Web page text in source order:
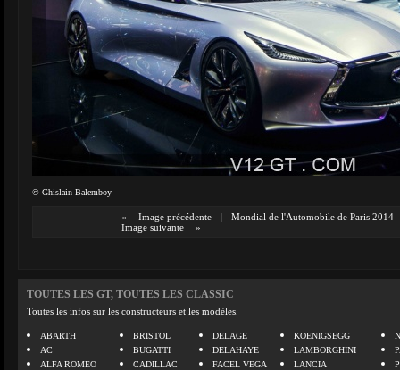
© Ghislain Balemboy
« Image précédente |
Mondial de l'Automobile de Paris 2014
Image suivante
»
TOUTES LES GT, TOUTES LES CLASSIC
Toutes les infos sur les constructeurs et les modèles.
ABARTH
AC
ALFA ROMEO
BRISTOL
BUGATTI
CADILLAC
DELAGE
DELAHAYE
FACEL VEGA
KOENIGSEGG
LAMBORGHINI
LANCIA